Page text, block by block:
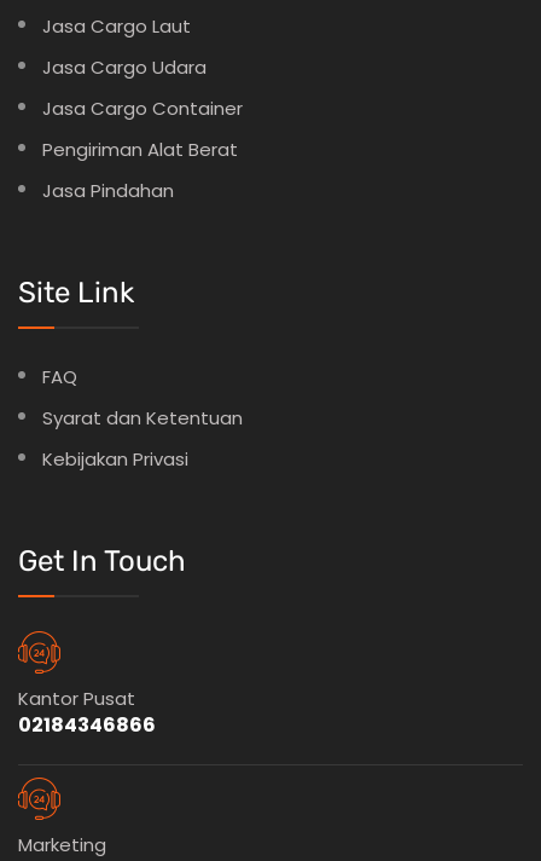
Jasa Cargo Laut
Jasa Cargo Udara
Jasa Cargo Container
Pengiriman Alat Berat
Jasa Pindahan
Site Link
FAQ
Syarat dan Ketentuan
Kebijakan Privasi
Get In Touch
Kantor Pusat
02184346866
Marketing